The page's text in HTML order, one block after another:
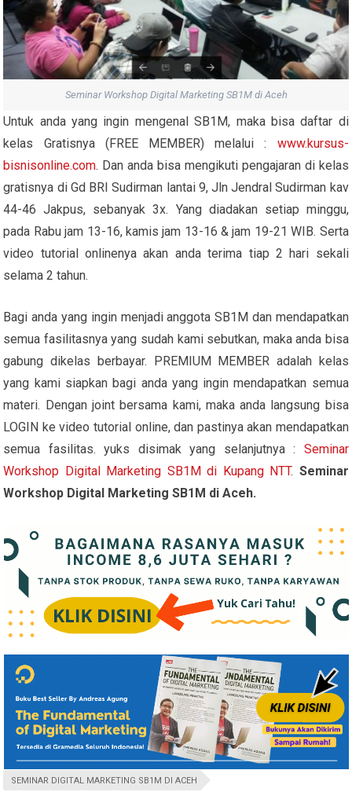
Seminar Workshop Digital Marketing SB1M di Aceh
Untuk anda yang ingin mengenal SB1M, maka bisa daftar di
kelas Gratisnya (FREE MEMBER) melalui : www.kursus-
bisnisonline.com. Dan anda bisa mengikuti pengajaran di kelas
gratisnya di Gd BRI Sudirman lantai 9, Jln Jendral Sudirman kav
44-46 Jakpus, sebanyak 3x. Yang diadakan setiap minggu,
pada Rabu jam 13-16, kamis jam 13-16 & jam 19-21 WIB. Serta
video tutorial onlinenya akan anda terima tiap 2 hari sekali
selama 2 tahun.
Bagi anda yang ingin menjadi anggota SB1M dan mendapatkan
semua fasilitasnya yang sudah kami sebutkan, maka anda bisa
gabung dikelas berbayar. PREMIUM MEMBER adalah kelas
yang kami siapkan bagi anda yang ingin mendapatkan semua
materi. Dengan joint bersama kami, maka anda langsung bisa
LOGIN ke video tutorial online, dan pastinya akan mendapatkan
semua fasilitas. yuks disimak yang selanjutnya : Seminar
Workshop Digital Marketing SB1M di Kupang NTT. Seminar
Workshop Digital Marketing SB1M di Aceh.
SEMINAR DIGITAL MARKETING SB1M DI ACEH